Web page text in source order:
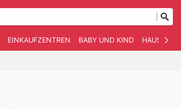
EINKAUFZENTREN BABY UND KIND HAUSTIERE